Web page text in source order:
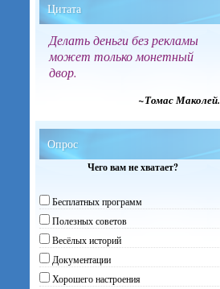
Цитата
Делать деньги без рекламы
может только монетный
двор.
~Томас Маколей.
Опрос
Чего вам не хватает?
Бесплатных программ
Полезных советов
Весёлых историй
Документации
Хорошего настроения